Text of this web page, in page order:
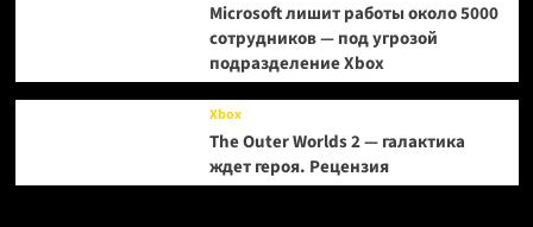
Microsoft лишит работы около 5000
сотрудников — под угрозой
подразделение Xbox
Xbox
The Outer Worlds 2 — галактика
ждет героя. Рецензия